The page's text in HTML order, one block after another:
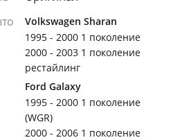
Volkswagen Sharan
1995 - 2000 1 поколение
2000 - 2003 1 поколение
рестайлинг
Ford Galaxy
1995 - 2000 1 поколение
(WGR)
2000 - 2006 1 поколение